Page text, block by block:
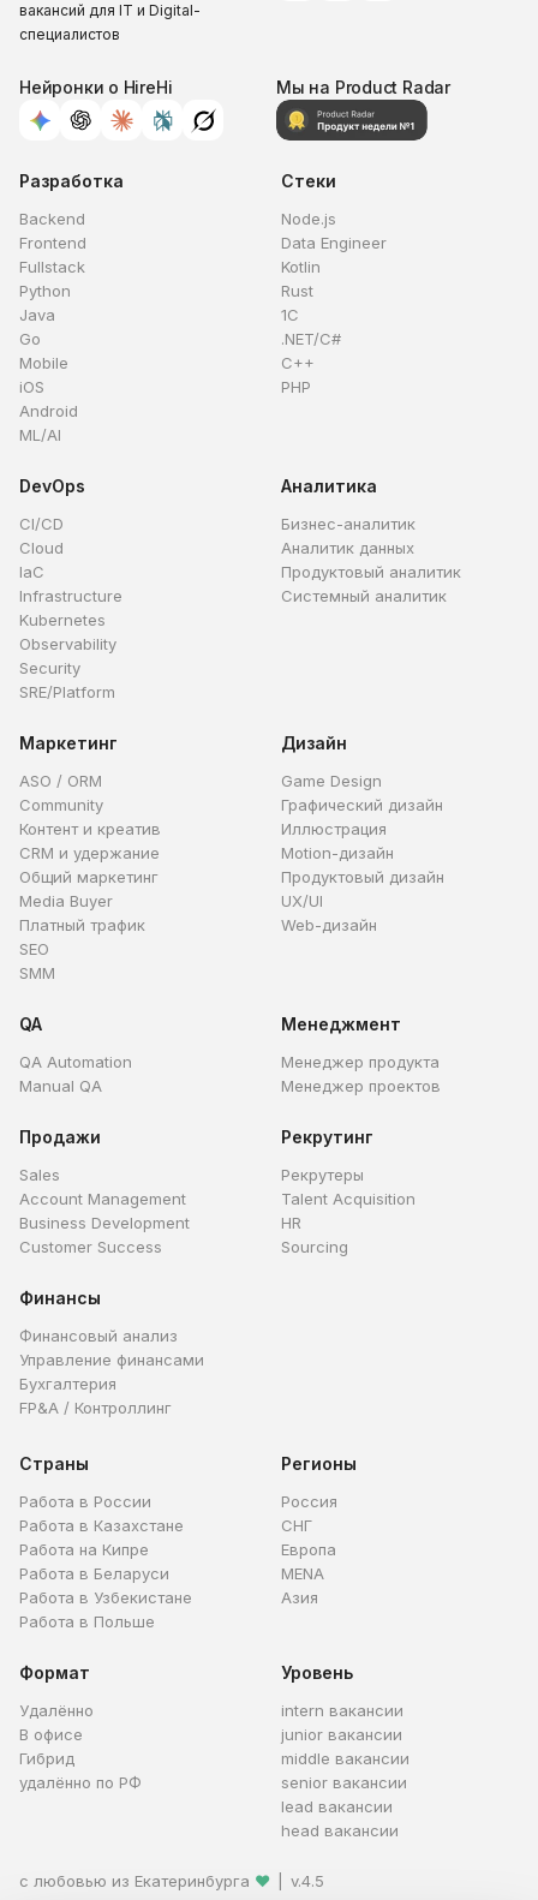
вакансий для IT и Digital-
специалистов
Нейронки о HireHi Мы на Product Radar
Разработка
Backend
Frontend
Fullstack
Python
Java
Go
Mobile
iOS
Android
ML/AI
Стеки
Node.js
Data Engineer
Kotlin
Rust
1C
.NET/C#
C++
PHP
DevOps
CI/CD
Cloud
IaC
Infrastructure
Kubernetes
Observability
Security
SRE/Platform
Аналитика
Бизнес-аналитик
Аналитик данных
Продуктовый аналитик
Системный аналитик
Маркетинг
ASO / ORM
Community
Контент и креатив
CRM и удержание
Общий маркетинг
Media Buyer
Платный трафик
SEO
SMM
Дизайн
Game Design
Графический дизайн
Иллюстрация
Motion-дизайн
Продуктовый дизайн
UX/UI
Web-дизайн
QA
QA Automation
Manual QA
Менеджмент
Менеджер продукта
Менеджер проектов
Продажи
Sales
Account Management
Business Development
Customer Success
Рекрутинг
Рекрутеры
Talent Acquisition
HR
Sourcing
Финансы
Финансовый анализ
Управление финансами
Бухгалтерия
FP&A / Контроллинг
Страны
Работа в России
Работа в Казахстане
Работа на Кипре
Работа в Беларуси
Работа в Узбекистане
Работа в Польше
Регионы
Россия
СНГ
Европа
MENA
Азия
Формат
Удалённо
В офисе
Гибрид
удалённо по РФ
Уровень
intern вакансии
junior вакансии
middle вакансии
senior вакансии
lead вакансии
head вакансии
с любовью из Екатеринбурга ❤ v.4.5